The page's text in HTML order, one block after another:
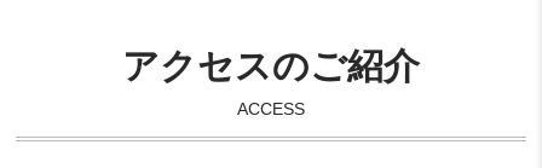
アクセスのご紹介
ACCESS